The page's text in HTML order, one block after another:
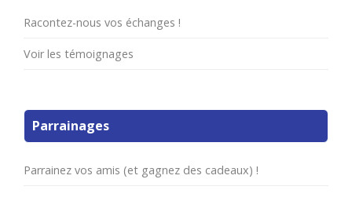
Racontez-nous vos échanges !
Voir les témoignages
Parrainages
Parrainez vos amis (et gagnez des cadeaux) !